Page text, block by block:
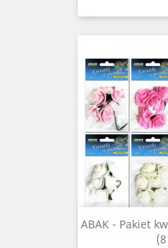
ABAK - Pakiet